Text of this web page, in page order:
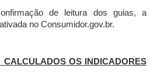
de leitura dos guias, a
no Consumidor.gov.br.
CALCULADOS OS INDICADORES